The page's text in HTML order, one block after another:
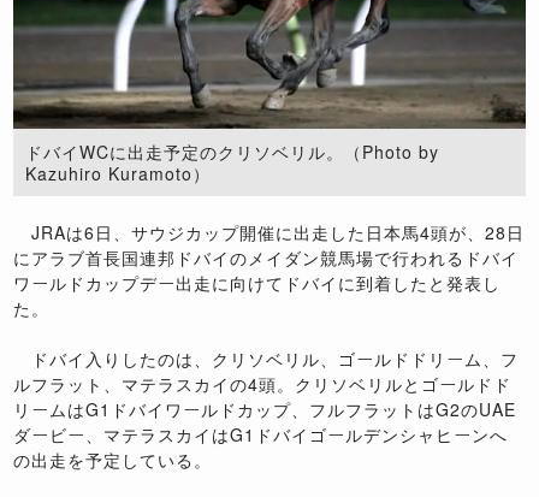
ドバイWCに出走予定のクリソベリル。（Photo by
Kazuhiro Kuramoto）
JRAは6日、サウジカップ開催に出走した日本馬4頭が、28日
にアラブ首長国連邦ドバイのメイダン競馬場で行われるドバイ
ワールドカップデー出走に向けてドバイに到着したと発表し
た。
ドバイ入りしたのは、クリソベリル、ゴールドドリーム、フ
ルフラット、マテラスカイの4頭。クリソベリルとゴールドド
リームはG1ドバイワールドカップ、フルフラットはG2のUAE
ダービー、マテラスカイはG1ドバイゴールデンシャヒーンへ
の出走を予定している。